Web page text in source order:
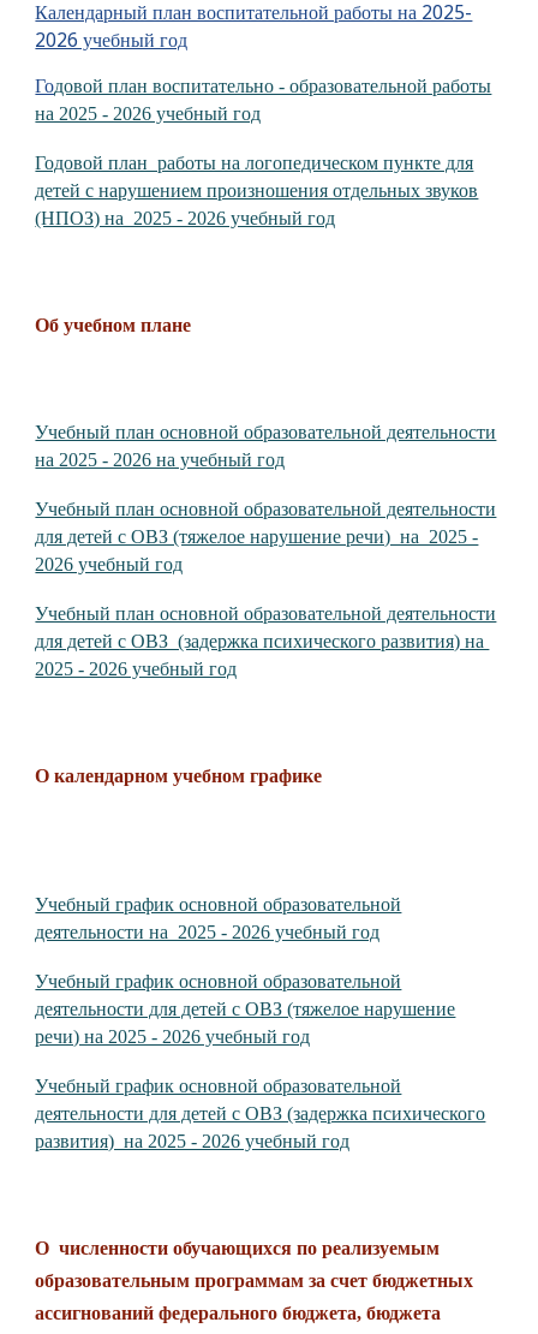
Календарный план воспитательной работы на 2025-
2026 учебный год
Годовой план воспитательно - образовательной работы
на 2025 - 2026 учебный год
Годовой план работы на логопедическом пункте для
детей с нарушением произношения отдельных звуков
(НПОЗ) на 2025 - 2026 учебный год
Об учебном плане
Учебный план основной образовательной деятельности
на 2025 - 2026 на учебный год
Учебный план основной образовательной деятельности
для детей с ОВЗ (тяжелое нарушение речи) на 2025 -
2026 учебный год
Учебный план основной образовательной деятельности
для детей с ОВЗ (задержка психического развития) на
2025 - 2026 учебный год
О календарном учебном графике
Учебный график основной образовательной
деятельности на 2025 - 2026 учебный год
Учебный график основной образовательной
деятельности для детей с ОВЗ (тяжелое нарушение
речи) на 2025 - 2026 учебный год
Учебный график основной образовательной
деятельности для детей с ОВЗ (задержка психического
развития) на 2025 - 2026 учебный год
О численности обучающихся по реализуемым
образовательным программам за счет бюджетных
ассигнований федерального бюджета, бюджета